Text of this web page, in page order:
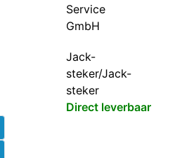
Service
GmbH
Jack-
steker/Jack-
steker
Direct leverbaar